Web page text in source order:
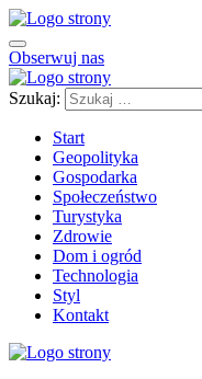
Obserwuj nas
Szukaj:
Start
Geopolityka
Gospodarka
Społeczeństwo
Turystyka
Zdrowie
Dom i ogród
Technologia
Styl
Kontakt